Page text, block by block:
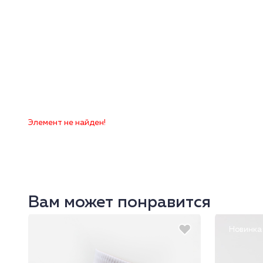
Элемент не найден!
Вам может понравится
Новинка